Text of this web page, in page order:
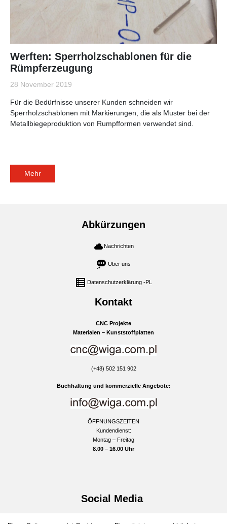
Werften: Sperrholzschablonen für die
Rümpferzeugung
28 November 2019
Für die Bedürfnisse unserer Kunden schneiden wir
Sperrholzschablonen mit Markierungen, die als Muster bei der
Metallbiegeproduktion von Rumpfformen verwendet sind.
Mehr
Kontakt
CNC Projekte
Materialen – Kunststoffplatten
(+48) 502 151 902
Buchhaltung und kommerzielle Angebote:
ÖFFNUNGSZEITEN
Kundendienst:
Montag – Freitag
8.00 – 16.00 Uhr
Abkürzungen
Nachrichten
Über uns
Datenschutzerklärung -PL
Social Media